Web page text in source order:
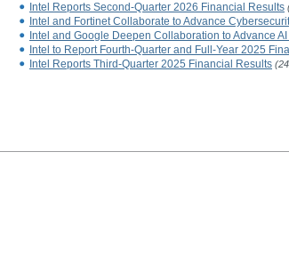
Intel Reports Second-Quarter 2026 Financial Results
Intel and Fortinet Collaborate to Advance
Intel and Google Deepen Collaboration to Advance
Intel to Report Fourth-Quarter and Full-Year 2025
Intel Reports Third-Quarter 2025 Financial Results